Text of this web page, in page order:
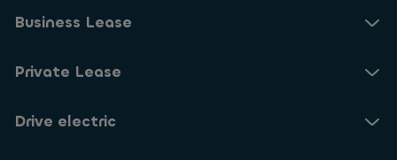
Business Lease
Private Lease
Drive electric